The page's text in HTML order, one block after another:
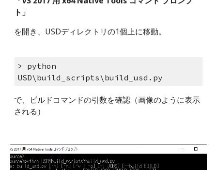
ト」
を開き、USDディレクトリの1個上に移動。
> python
USD\build_scripts\build_usd.py
で、ビルドコマンドの引数を確認（画像のように表示
される）